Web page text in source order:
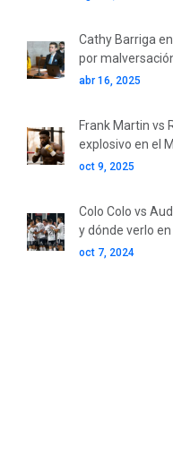
Cathy Barriga
por
abr 16, 2025
Frank Martin vs
explosivo en el
oct 9, 2025
Colo Colo vs
y dónde verlo
oct 7, 2024